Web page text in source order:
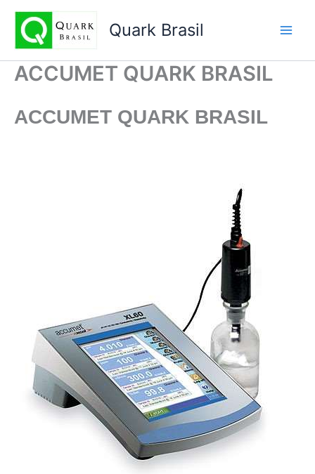
conteúdo
Quark Brasil
ACCUMET QUARK BRASIL
ACCUMET QUARK BRASIL